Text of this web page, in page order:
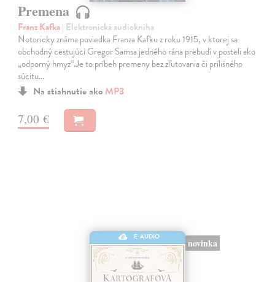
Premena
Franz Kafka| Elektronická audiokniha
Notoricky známa poviedka Franza Kafku z roku 1915, v ktorej sa
obchodný cestujúci Gregor Samsa jedného rána prebudí v posteli ako
„odporný hmyz“.Je to príbeh premeny bez zľutovania či prílišného
súcitu…
Na stiahnutie ako MP3
7,00 €
E-AUDIO
novinka